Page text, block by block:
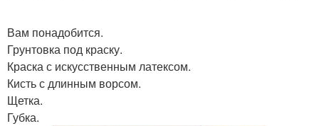
Вам понадобится.
Грунтовка под краску.
Краска с искусственным латексом.
Кисть с длинным ворсом.
Щетка.
Губка.